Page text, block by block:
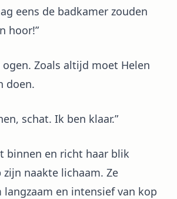
eens de badkamer zouden
hoor!”
Zoals altijd moet Helen
doen.
schat. Ik ben klaar.”
binnen en richt haar blik
naakte lichaam. Ze
langzaam en intensief van kop